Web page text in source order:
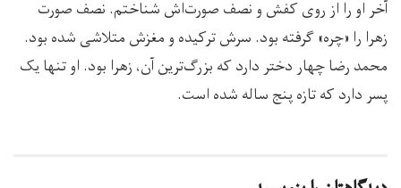
آخر او را از روی کفش‌ و نصف صورت‌اش شناختم. نصف صورت
زهرا را «چره» گرفته بود. سرش ترکیده و مغز‌ش متلاشی شده بود.
محمد رضا چهار دختر دارد که بزرگ‌ترین آن، زهرا بود. او تنها یک
پسر دارد که تازه پنج ساله شده است.